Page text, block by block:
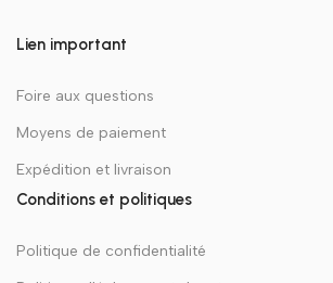
Lien important
Foire aux questions
Moyens de paiement
Expédition et livraison
Conditions et politiques
Politique de confidentialité